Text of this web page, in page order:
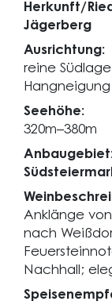
Herkunft/
Jägerberg
Ausrichtung:
reine
Hangneigung
Seehöhe:
320m–380m
Anklänge
nach
Nachhall;